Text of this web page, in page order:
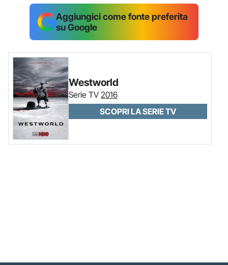
Aggiungici come fonte preferita
su Google
Westworld
Serie TV 2016
SCOPRI LA SERIE TV